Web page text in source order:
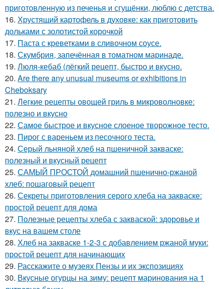
приготовленную из печенья и сгущёнки, люблю с детства.
16. Хрустящий картофель в духовке: как приготовить
дольками с золотистой корочкой
17. Паста с креветками в сливочном соусе.
18. Скумбрия, запечённая в томатном маринаде.
19. Люля-кебаб (лёгкий рецепт, быстро и вкусно.
20. Are there any unusual museums or exhibitions in
Cheboksary
21. Легкие рецепты овощей гриль в микроволновке:
полезно и вкусно
22. Самое быстрое и вкусное слоеное творожное тесто.
23. Пирог с вареньем из песочного теста.
24. Серый льняной хлеб на пшеничной закваске:
полезный и вкусный рецепт
25. САМЫЙ ПРОСТОЙ домашний пшенично-ржаной
хлеб: пошаговый рецепт
26. Секреты приготовления серого хлеба на закваске:
простой рецепт для дома
27. Полезные рецепты хлеба с закваской: здоровье и
вкус на вашем столе
28. Хлеб на закваске 1-2-3 с добавлением ржаной муки:
простой рецепт для начинающих
29. Расскажите о музеях Пензы и их экспозициях
30. Вкусные огурцы на зиму: рецепт маринования на 1